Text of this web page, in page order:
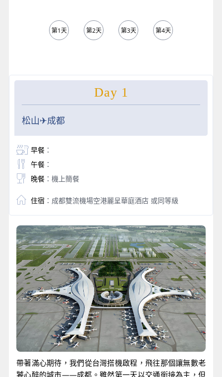
第1天 第2天 第3天 第4天
Day 1
松山✈成都
早餐：
午餐：
晚餐：機上簡餐
住宿 ：成都雙流機場空港麗呈華庭酒店 或同等級
帶著滿心期待，我們從台灣搭機啟程，飛往那個讓無數老
饕心醉的城市——成都。雖然第一天以交通銜接為主，但